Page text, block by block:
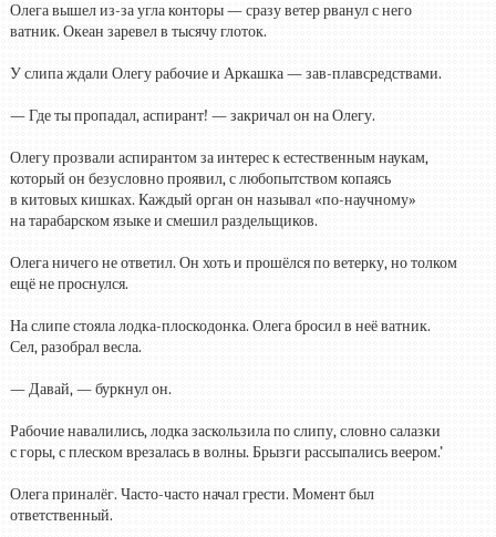
Олега вышел из-за угла конторы — сразу ветер рванул с него
ватник. Океан заревел в тысячу глоток.
У слипа ждали Олегу рабочие и Аркашка — зав-плавсредствами.
— Где ты пропадал, аспирант! — закричал он на Олегу.
Олегу прозвали аспирантом за интерес к естественным наукам,
который он безусловно проявил, с любопытством копаясь
в китовых кишках. Каждый орган он называл «по-научному»
на тарабарском языке и смешил раздельщиков.
Олега ничего не ответил. Он хоть и прошёлся по ветерку, но толком
ещё не проснулся.
На слипе стояла лодка-плоскодонка. Олега бросил в неё ватник.
Сел, разобрал весла.
— Давай, — буркнул он.
Рабочие навалились, лодка заскользила по слипу, словно салазки
с горы, с плеском врезалась в волны. Брызги рассыпались веером.’
Олега приналёг. Часто-часто начал грести. Момент был
ответственный.